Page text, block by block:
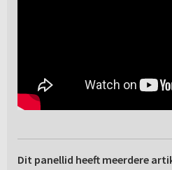
Dit panellid heeft meerdere